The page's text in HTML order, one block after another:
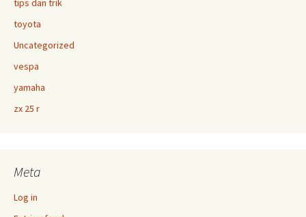
tips dan trik
toyota
Uncategorized
vespa
yamaha
zx 25 r
Meta
Log in